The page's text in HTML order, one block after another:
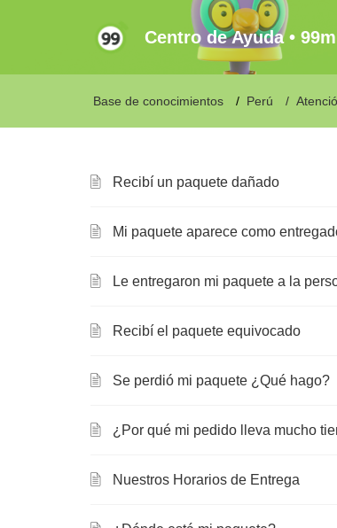
Centro de Ayuda •
Base de conocimientos Perú
Recibí un paquete dañado
Mi paquete aparece como
Le entregaron mi paquete a la
Recibí el paquete equivocado
Se perdió mi paquete ¿Qué hago?
¿Por qué mi pedido lleva mucho
Nuestros Horarios de Entrega